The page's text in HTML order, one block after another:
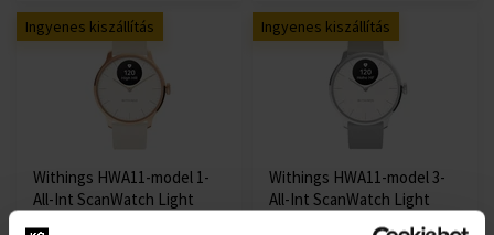
Ingyenes kiszállítás
Withings HWA11-model 1-
All-Int ScanWatch Light
Ingyenes kiszállítás
Withings HWA11-model 3-
All-Int ScanWatch Light
White 37 mm 5ATM